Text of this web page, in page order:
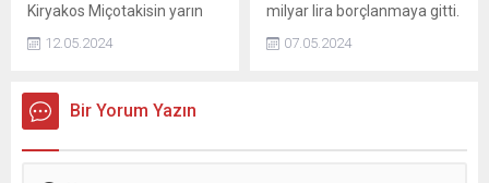
Kiryakos Miçotakisin yarın
Türkiye ziyaretinde ikili
konu başlıkları arasında yer
alacak.
12.05.2024
milyar lira borçlanmaya gitti.
07.05.2024
Bir Yorum Yazın